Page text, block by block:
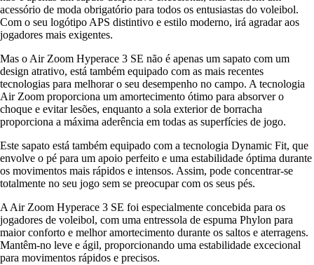
acessório de moda obrigatório para todos os entusiastas do voleibol.
Com o seu logótipo APS distintivo e estilo moderno, irá agradar aos
jogadores mais exigentes.
Mas o Air Zoom Hyperace 3 SE não é apenas um sapato com um
design atrativo, está também equipado com as mais recentes
tecnologias para melhorar o seu desempenho no campo. A tecnologia
Air Zoom proporciona um amortecimento ótimo para absorver o
choque e evitar lesões, enquanto a sola exterior de borracha
proporciona a máxima aderência em todas as superfícies de jogo.
Este sapato está também equipado com a tecnologia Dynamic Fit, que
envolve o pé para um apoio perfeito e uma estabilidade óptima durante
os movimentos mais rápidos e intensos. Assim, pode concentrar-se
totalmente no seu jogo sem se preocupar com os seus pés.
A Air Zoom Hyperace 3 SE foi especialmente concebida para os
jogadores de voleibol, com uma entressola de espuma Phylon para
maior conforto e melhor amortecimento durante os saltos e aterragens.
Mantêm-no leve e ágil, proporcionando uma estabilidade excecional
para movimentos rápidos e precisos.